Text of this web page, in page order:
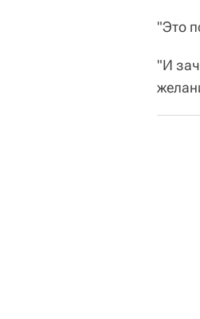
"Это
"И